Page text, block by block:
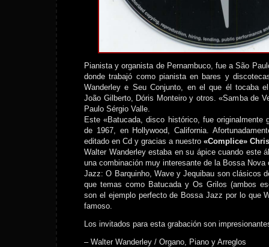
Pianista y organista de Pernambuco, fue a São
donde trabajó como pianista en bares y
Wanderley e Seu Conjunto, en el que él tocaba
João Gilberto, Dóris Monteiro y otros. «Samba de
Paulo Sérgio Valle.
Este «Batucada, disco histórico, fue originalmente
de 1967, en Hollywood, California.
editado en Cd y gracias a nuestro «Complice»
Walter Wanderley estaba en su ápice cuando este
una combinación muy interesante de la Bossa
Jazz: O Barquinho, Wave y Jequibau son clásicos
que temas como Batucada y Os Grilos (ambos
son el ejemplo perfecto de Bossa Jazz por lo que
famoso.
Los invitados para esta grabación son
– Walter Wanderley / Organo, Piano y Arreglos